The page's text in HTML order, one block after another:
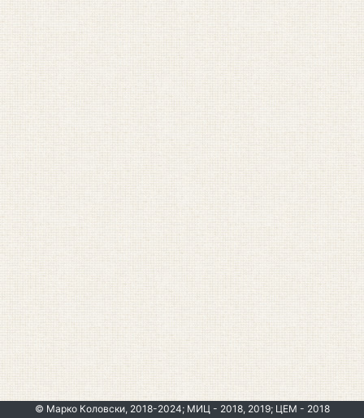
© Марко Коловски, 2018-2024; МИЦ - 2018, 2019; ЦЕМ - 2018